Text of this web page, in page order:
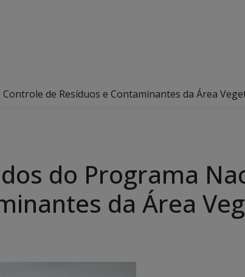
de Resíduos e Contaminantes da Área
do Programa
da Área